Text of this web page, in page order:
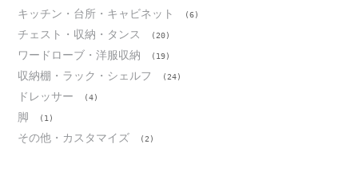
キッチン・台所・キャビネット (6)
チェスト・収納・タンス (20)
ワードローブ・洋服収納 (19)
収納棚・ラック・シェルフ (24)
ドレッサー (4)
脚 (1)
その他・カスタマイズ (2)